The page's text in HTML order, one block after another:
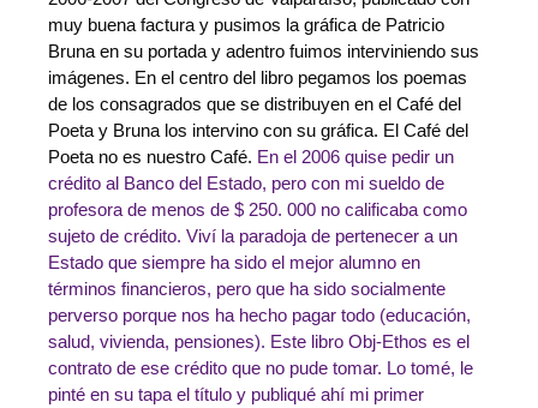
muy buena factura y pusimos la gráfica de Patricio
Bruna en su portada y adentro fuimos interviniendo sus
imágenes. En el centro del libro pegamos los poemas
de los consagrados que se distribuyen en el Café del
Poeta y Bruna los intervino con su gráfica. El Café del
Poeta no es nuestro Café. En el 2006 quise pedir un
crédito al Banco del Estado, pero con mi sueldo de
profesora de menos de $ 250. 000 no calificaba como
sujeto de crédito. Viví la paradoja de pertenecer a un
Estado que siempre ha sido el mejor alumno en
términos financieros, pero que ha sido socialmente
perverso porque nos ha hecho pagar todo (educación,
salud, vivienda, pensiones). Este libro Obj-Ethos es el
contrato de ese crédito que no pude tomar. Lo tomé, le
pinté en su tapa el título y publiqué ahí mi primer